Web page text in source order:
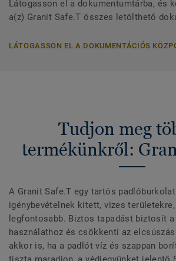
Látogasson el a dokumentumtárba, és
a(z) Granit Safe.T összes letölthető
LÁTOGASSON EL A DOKUMENTÁCIÓS
Tudjon meg
termékünkről:
A Granit Safe.T egy tartós
igénybevételnek kitett, vizes
legfontosabb. Biztos tapadást biztosít
használathoz és csökkenti az
akkor is, ha a padlót víz és szappan